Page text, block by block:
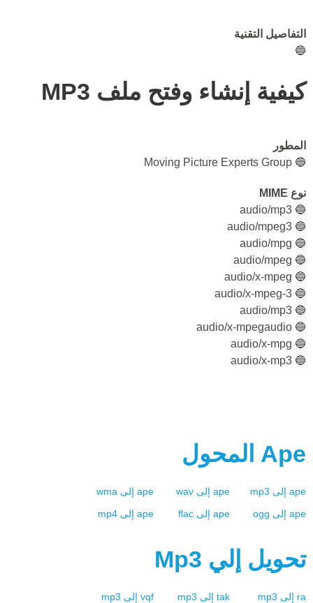
التفاصيل التقنية
🔵
كيفية إنشاء وفتح ملف MP3
المطور
🔵 Moving Picture Experts Group
نوع MIME
🔵 audio/mp3
🔵 audio/mpeg3
🔵 audio/mpg
🔵 audio/mpeg
🔵 audio/x-mpeg
🔵 audio/x-mpeg-3
🔵 audio/mp3
🔵 audio/x-mpegaudio
🔵 audio/x-mpg
🔵 audio/x-mp3
Ape المحول
ape إلى mp3
ape إلى wav
ape إلى wma
ape إلى ogg
ape إلى flac
ape إلى mp4
تحويل إلي Mp3
ra إلى mp3
tak إلى mp3
vqf إلى mp3